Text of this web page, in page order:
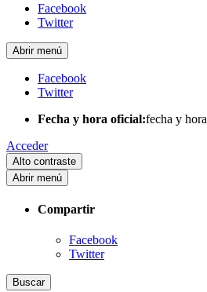
Facebook
Twitter
Abrir menú
Facebook
Twitter
Fecha y hora oficial:fecha y hora
Acceder
Alto contraste
Abrir menú
Compartir
Facebook
Twitter
Buscar